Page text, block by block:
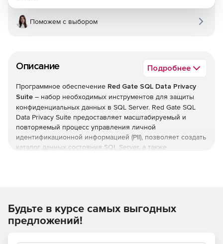
Описание Подробнее
Программное обеспечение Red Gate SQL Data Privacy
Suite – набор необходимых инструментов для защиты
конфиденциальных данных в SQL Server. Red Gate SQL
Data Privacy Suite предоставляет масштабируемый и
повторяемый процесс управления личной
идентификационной информацией (PII), позволяет создать
каталог данных состояния SQL Server, а также
SQL Provision
Поможем с выбором
Будьте в курсе самых выгодных
предложений!